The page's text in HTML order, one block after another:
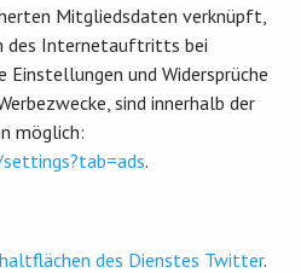
Mitgliedsdaten verknüpft,
des Internetauftritts bei
Einstellungen und Widersprüche
sind innerhalb der
möglich:
.
des Dienstes Twitter.